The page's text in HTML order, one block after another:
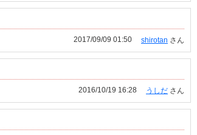
shirotan さん
2017/09/09 01:50
うしだ さん
2016/10/19 16:28